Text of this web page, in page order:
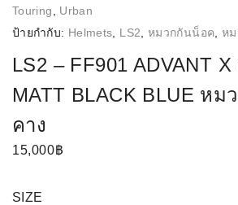
Touring
Urban
ป้ายกำกับ: Helmets LS2 หมวกกันน็อค ห
LS2 – FF901 ADVANT
MATT BLACK BLUE ห
คาง
15,000฿
SIZE